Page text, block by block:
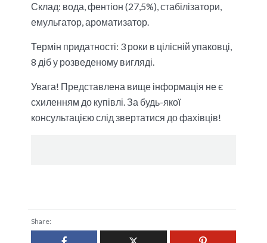
Склад: вода, фентіон (27,5%), стабілізатори,
емульгатор, ароматизатор.
Термін придатності: 3 роки в цілісній упаковці,
8 діб у розведеному вигляді.
Увага! Представлена ​​вище інформація не є
схиленням до купівлі. За будь-якої
консультацією слід звертатися до фахівців!
Share: